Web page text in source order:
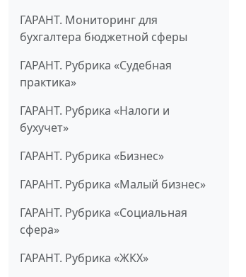
ГАРАНТ. Мониторинг для
бухгалтера бюджетной сферы
ГАРАНТ. Рубрика «Судебная
практика»
ГАРАНТ. Рубрика «Налоги и
бухучет»
ГАРАНТ. Рубрика «Бизнес»
ГАРАНТ. Рубрика «Малый бизнес»
ГАРАНТ. Рубрика «Социальная
сфера»
ГАРАНТ. Рубрика «ЖКХ»